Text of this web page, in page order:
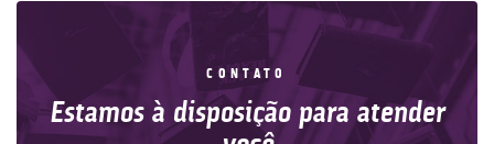
CONTATO
Estamos à disposição para atender